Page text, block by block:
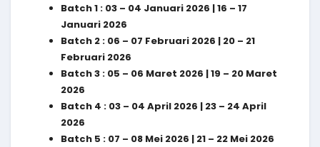
Batch 1 : 03 – 04 Januari 2026 | 16 – 17
Januari 2026
Batch 2 : 06 – 07 Februari 2026 | 20 – 21
Februari 2026
Batch 3 : 05 – 06 Maret 2026 | 19 – 20 Maret
2026
Batch 4 : 03 – 04 April 2026 | 23 – 24 April
2026
Batch 5 : 07 – 08 Mei 2026 | 21 – 22 Mei 2026